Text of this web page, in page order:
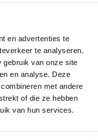
en advertenties te
te analyseren.
gebruik van onze site
en analyse. Deze
met andere
of die ze hebben
van hun services.